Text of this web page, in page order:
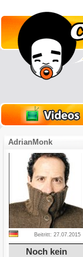
AdrianMonk
Beitritt: 27.07.2015
Noch kein